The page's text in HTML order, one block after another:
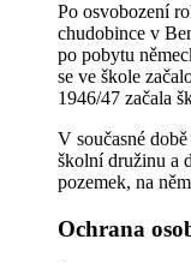
Po osvobození
chudobince v
po pobytu
se ve škole
1946/47 začala
V současné
školní družinu a
pozemek, na
Ochrana